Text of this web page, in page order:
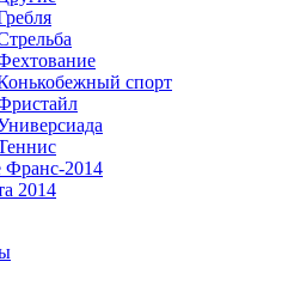
спорт
Франс-2014
2014